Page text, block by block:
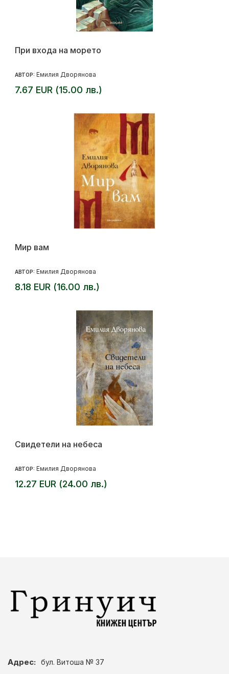
При входа на морето
АВТОР: Емилия Дворянова
7.67 EUR (15.00 лв.)
Мир вам
АВТОР: Емилия Дворянова
8.18 EUR (16.00 лв.)
Свидетели на небеса
АВТОР: Емилия Дворянова
12.27 EUR (24.00 лв.)
Адрес: бул. Витоша № 37